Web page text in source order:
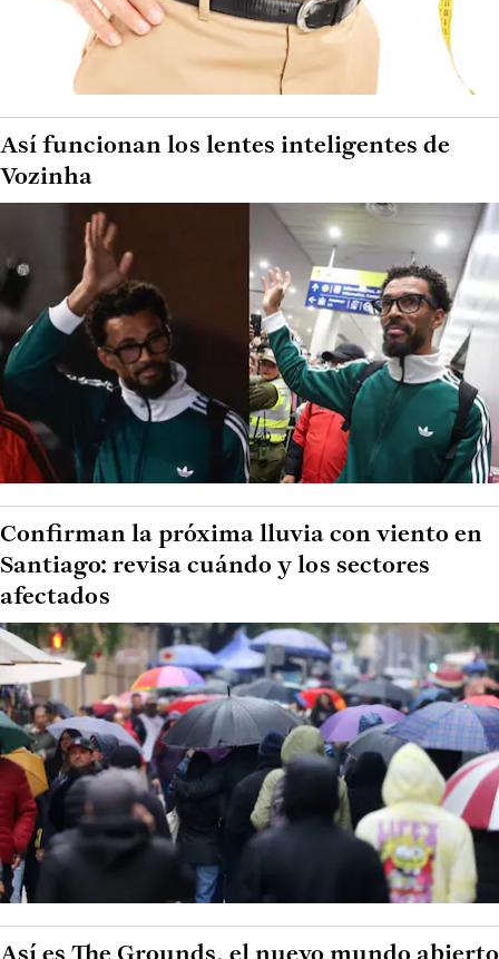
Así funcionan los lentes inteligentes de
Vozinha
Confirman la próxima lluvia con viento en
Santiago: revisa cuándo y los sectores
afectados